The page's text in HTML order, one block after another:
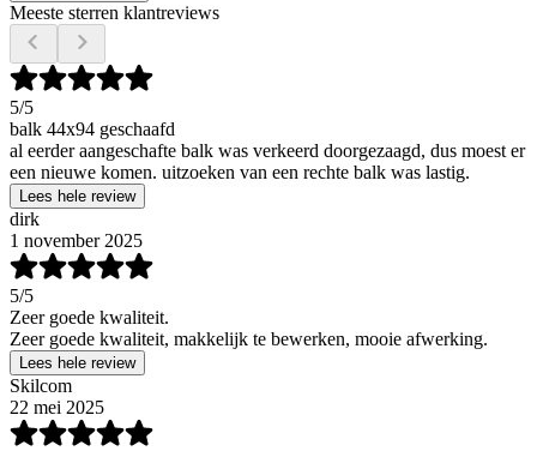
Meeste sterren klantreviews
5/5
balk 44x94 geschaafd
al eerder aangeschafte balk was verkeerd doorgezaagd, dus moest er
een nieuwe komen. uitzoeken van een rechte balk was lastig.
Lees hele review
dirk
1 november 2025
5/5
Zeer goede kwaliteit.
Zeer goede kwaliteit, makkelijk te bewerken, mooie afwerking.
Lees hele review
Skilcom
22 mei 2025